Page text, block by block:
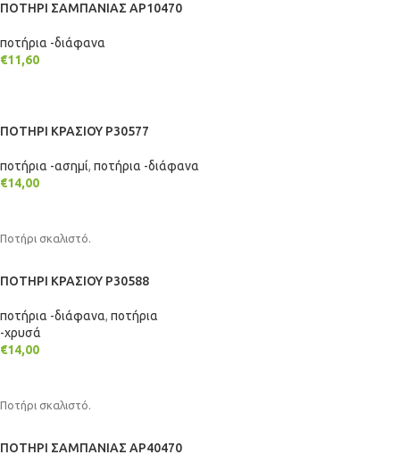
ΠΟΤΗΡΙ ΣΑΜΠΑΝΙΑΣ AP10470
ποτήρια -διάφανα
€11,60
ΠΟΤΗΡΙ ΚΡΑΣΙΟΥ P30577
ποτήρια -ασημί, ποτήρια -διάφανα
€14,00
Ποτήρι σκαλιστό.
ΠΟΤΗΡΙ ΚΡΑΣΙΟΥ P30588
ποτήρια -διάφανα, ποτήρια
-χρυσά
€14,00
Ποτήρι σκαλιστό.
ΠΟΤΗΡΙ ΣΑΜΠΑΝΙΑΣ AP40470